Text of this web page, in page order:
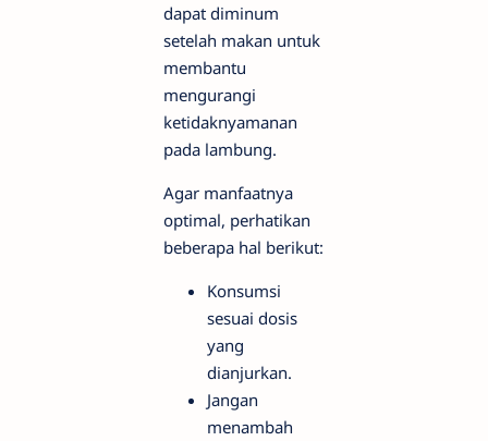
dapat diminum
setelah makan untuk
membantu
mengurangi
ketidaknyamanan
pada lambung.
Agar manfaatnya
optimal, perhatikan
beberapa hal berikut:
Konsumsi
sesuai dosis
yang
dianjurkan.
Jangan
menambah